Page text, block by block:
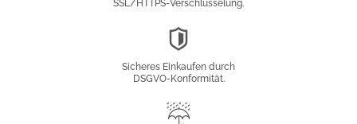
SSL/HTTPS-Verschlüsselung.
Sicheres Einkaufen durch
DSGVO-Konformität.